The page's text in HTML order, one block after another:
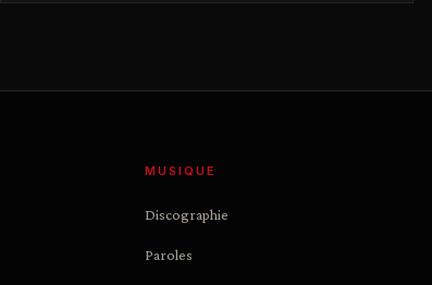
MUSIQUE
Discographie
Paroles